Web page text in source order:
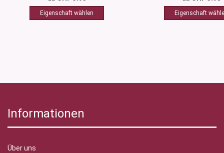
Informationen
Über uns